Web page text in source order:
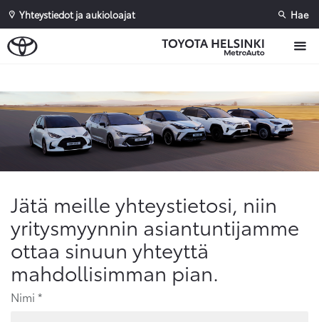
Yhteystiedot ja aukioloajat Hae
Jätä meille yhteystietosi, niin
yritysmyynnin asiantuntijamme
ottaa sinuun yhteyttä
mahdollisimman pian.
Nimi *